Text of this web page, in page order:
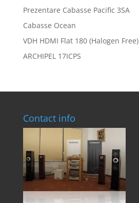
Prezentare Cabasse Pacific 3SA
Cabasse Ocean
VDH HDMI Flat 180 (Halogen Free)
ARCHIPEL 17ICPS
Contact info